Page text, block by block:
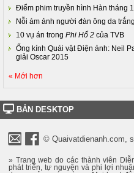
Điểm phim truyền hình Hàn tháng
Nỗi ám ảnh người đàn ông da
10 vụ án trong Phi Hổ 2 của TVB
Ống kính Quái vật Điện ảnh: Neil
giải Oscar 2015
« Mới hơn
BẢN DESKTOP
© Quaivatdienanh.com,
» Trang web do các thành viên
phát triển, tự nguyện và phi lợi